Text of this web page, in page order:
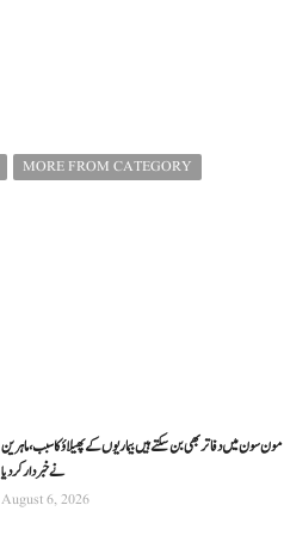
MORE FROM CATEGORY
مون سون میں دفاتر بھی بن سکتے ہیں بیماریوں کے پھیلاؤ کا سبب، ماہرین
نے خبردار کر دیا
August 6, 2026